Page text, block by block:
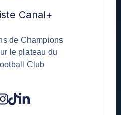
Canal+
de Champions
le plateau du
Club